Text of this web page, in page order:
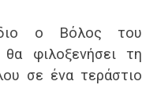
ο Βόλος του
φιλοξενήσει τη
σε ένα τεράστιο